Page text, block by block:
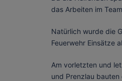
das Arbeiten im
Natürlich wurde die
Feuerwehr Einsätze
Am vorletzten und
und Prenzlau